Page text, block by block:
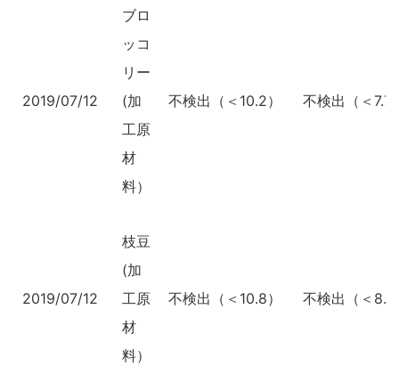
2019/07/12
ブロ
ッコ
リー
(加
工原
材
料）
不検出（＜10.2） 不検出（＜7.7
2019/07/12
枝豆
(加
工原
材
料）
不検出（＜10.8） 不検出（＜8.3